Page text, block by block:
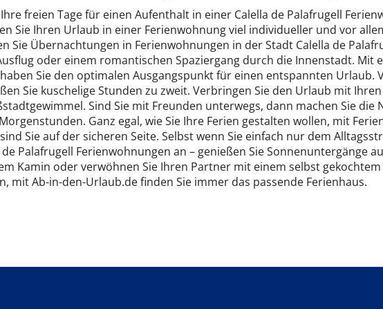
freien Tage für einen Aufenthalt in einer Calella de Palafrugell
Sie Ihren Urlaub in einer Ferienwohnung viel individueller und vor
Sie Übernachtungen in Ferienwohnungen in der Stadt Calella de
oder einem romantischen Spaziergang durch die Innenstadt. Mit
Sie den optimalen Ausgangspunkt für einen entspannten Urlaub.
Sie kuschelige Stunden zu zweit. Verbringen Sie den Urlaub mit
Sind Sie mit Freunden unterwegs, dann machen Sie die
Ganz egal, wie Sie Ihre Ferien gestalten wollen, mit
Sie auf der sicheren Seite. Selbst wenn Sie einfach nur dem
de Palafrugell Ferienwohnungen an – genießen Sie Sonnenuntergänge
Kamin oder verwöhnen Sie Ihren Partner mit einem selbst gekochtem
mit Ab-in-den-Urlaub.de finden Sie immer das passende Ferienhaus.